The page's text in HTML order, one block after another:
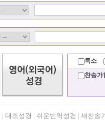
특소
찬송가
대조성경 쉬운번역성경 새찬송